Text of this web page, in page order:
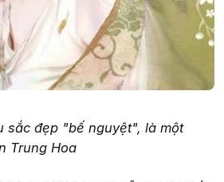
sắc đẹp "bế nguyệt", là một
Trung Hoa